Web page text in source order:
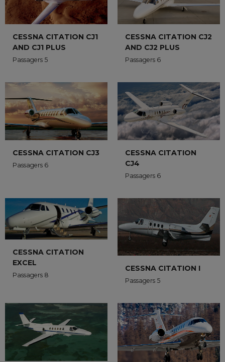
CESSNA CITATION CJ1
AND CJ1 PLUS
Passagers 5
CESSNA CITATION CJ2
AND CJ2 PLUS
Passagers 6
CESSNA CITATION CJ3
Passagers 6
CESSNA CITATION
CJ4
Passagers 6
CESSNA CITATION
EXCEL
Passagers 8
CESSNA CITATION I
Passagers 5